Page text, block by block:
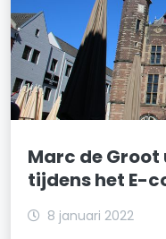
Marc de Groot
tijdens het E-
8 januari 2022